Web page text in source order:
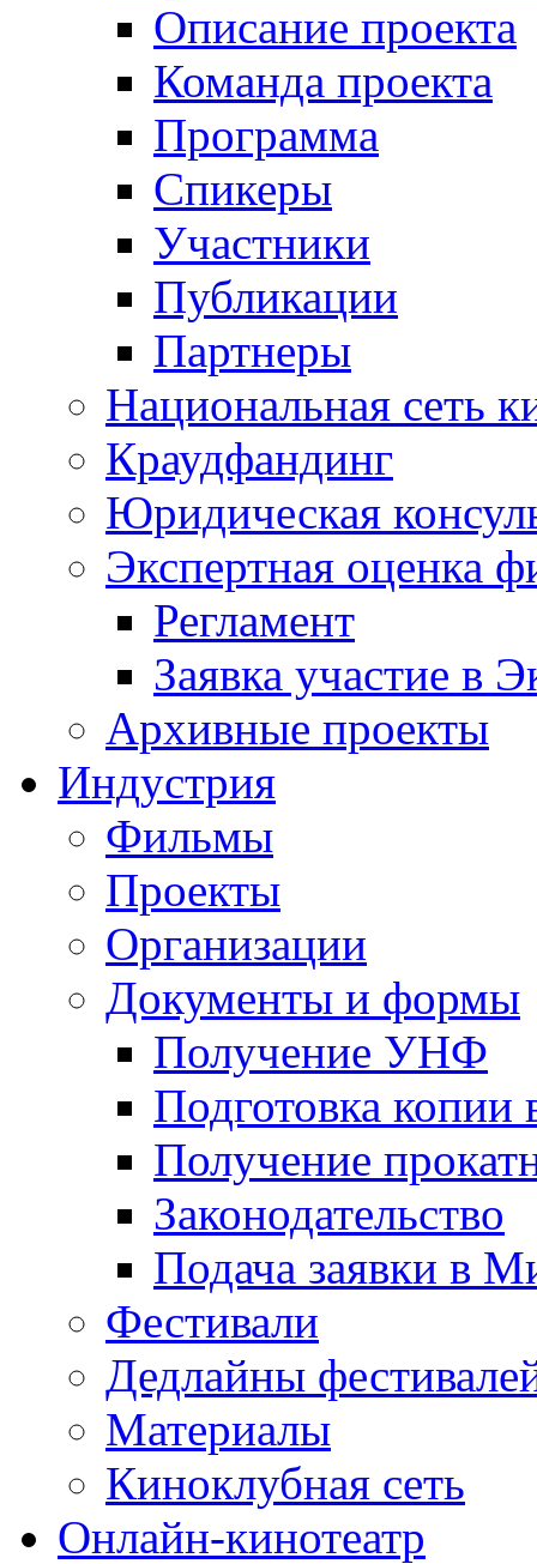
Описание проекта
Команда проекта
Программа
Спикеры
Участники
Публикации
Партнеры
Национальная сеть
Краудфандинг
Юридическая
Экспертная оценка
Регламент
Заявка участие в
Архивные проекты
Индустрия
Фильмы
Проекты
Организации
Документы и формы
Получение УНФ
Подготовка копии
Получение
Законодательство
Подача заявки в
Фестивали
Дедлайны
Материалы
Киноклубная сеть
Онлайн-кинотеатр